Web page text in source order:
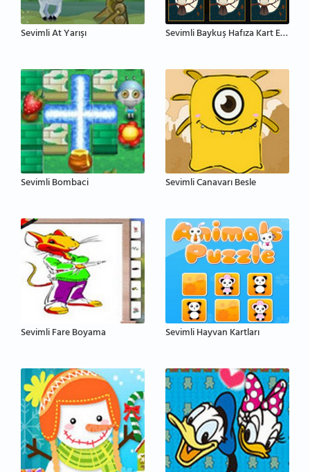
Sevimli At Yarışı Sevimli Baykuş Hafıza Kart Eşleştirme
Sevimli Bombaci Sevimli Canavarı Besle
Sevimli Fare Boyama Sevimli Hayvan Kartları